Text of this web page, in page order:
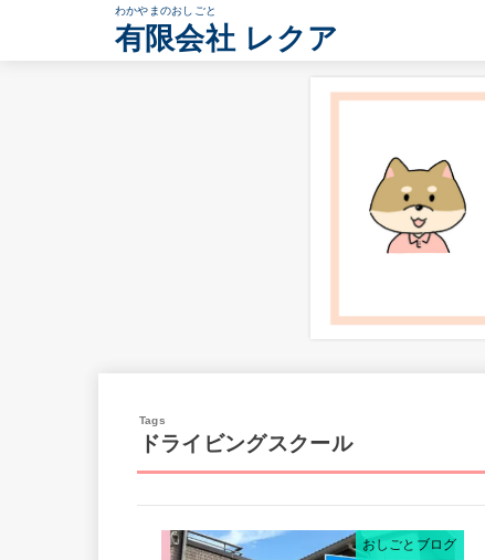
わかやまのおしごと
有限会社 レクア
ドライビングスクール
おしごとブログ